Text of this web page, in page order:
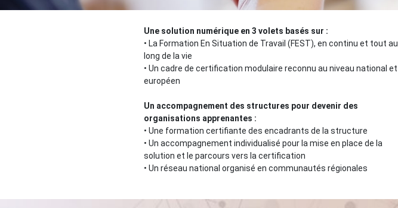
Une solution numérique en 3 volets basés sur :
• La Formation En Situation de Travail (FEST), en continu et tout au
long de la vie
• Un cadre de certification modulaire reconnu au niveau national et
européen
Un accompagnement des structures pour devenir des
organisations apprenantes :
• Une formation certifiante des encadrants de la structure
• Un accompagnement individualisé pour la mise en place de la
solution et le parcours vers la certification
• Un réseau national organisé en communautés régionales